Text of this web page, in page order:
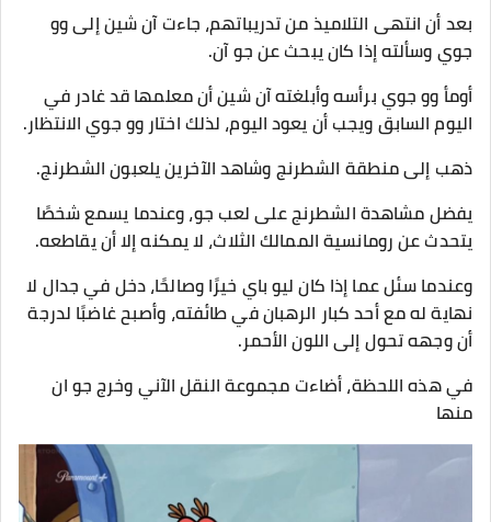
بعد أن انتهى التلاميذ من تدريباتهم، جاءت آن شين إلى وو
جوي وسألته إذا كان يبحث عن جو آن.
أومأ وو جوي برأسه وأبلغته آن شين أن معلمها قد غادر في
اليوم السابق ويجب أن يعود اليوم، لذلك اختار وو جوي الانتظار.
ذهب إلى منطقة الشطرنج وشاهد الآخرين يلعبون الشطرنج.
يفضل مشاهدة الشطرنج على لعب جو، وعندما يسمع شخصًا
يتحدث عن رومانسية الممالك الثلاث، لا يمكنه إلا أن يقاطعه.
وعندما سئل عما إذا كان ليو باي خيرًا وصالحًا، دخل في جدال لا
نهاية له مع أحد كبار الرهبان في طائفته، وأصبح غاضبًا لدرجة
أن وجهه تحول إلى اللون الأحمر.
في هذه اللحظة، أضاءت مجموعة النقل الآني وخرج جو ان
منها